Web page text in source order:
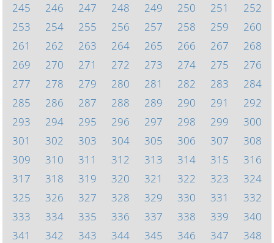
245
246 247 248 249 250 251
252
253
254 255 256 257 258 259
260
261
262 263 264 265 266 267
268
269
270 271 272 273 274 275
276
277
278 279 280 281 282 283
284
285
286 287 288 289 290 291
292
293
294 295 296 297 298 299
300
301
302 303 304 305 306 307
308
309
310 311 312 313 314 315
316
317
318 319 320 321 322 323
324
325
326 327 328 329 330 331
332
333
334 335 336 337 338 339
340
341
342 343 344 345 346 347 348